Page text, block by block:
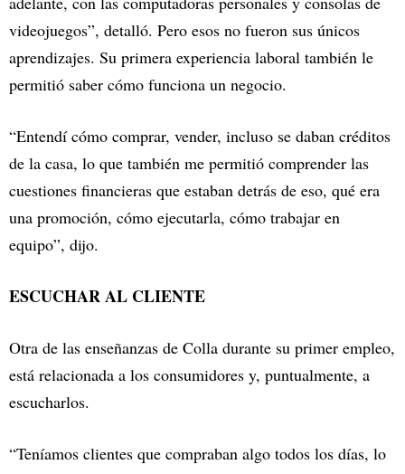
videojuegos”, detalló. Pero esos no fueron sus únicos
aprendizajes. Su primera experiencia laboral también le
permitió saber cómo funciona un negocio.
“Entendí cómo comprar, vender, incluso se daban créditos
de la casa, lo que también me permitió comprender las
cuestiones financieras que estaban detrás de eso, qué era
una promoción, cómo ejecutarla, cómo trabajar en
equipo”, dijo.
ESCUCHAR AL CLIENTE
Otra de las enseñanzas de Colla durante su primer empleo,
está relacionada a los consumidores y, puntualmente, a
escucharlos.
“Teníamos clientes que compraban algo todos los días, lo